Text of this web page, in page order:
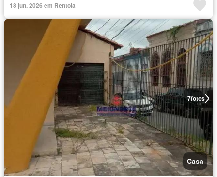
18 jun. 2026 em Rentola
7fotos
Casa